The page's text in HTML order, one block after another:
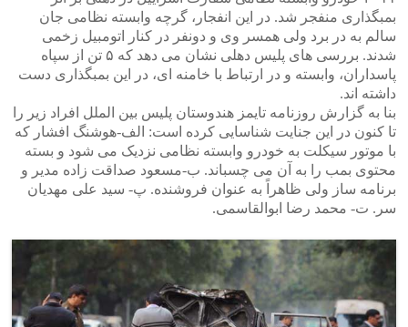
بمبگذاری منفجر شد. در این انفجار، گرچه وابسته نظامی جان
سالم به در برد ولی همسر وی و دونفر در کنار اتومبیل زخمی
شدند. بررسی های پلیس دهلی نشان می دهد که ۵ تن از سپاه
پاسداران، وابسته و در ارتباط با خامنه ای، در این بمبگذاری دست
داشته اند.
بنا به گزارش روزنامه تایمز هندوستان پلیس بین الملل افراد زیر را
تا کنون در این جنایت شناسایی کرده است: الف-هوشنگ افشار که
با موتور سیکلت به خودرو وابسته نظامی نزدیک می شود و بسته
محتوی بمب را به آن می چسباند. ب-مسعود صداقت زاده مدیر و
برنامه ساز ولی ظاهراً به عنوان فروشنده. پ- سید علی مهدیان
سر. ت- محمد رضا ابوالقاسمی.